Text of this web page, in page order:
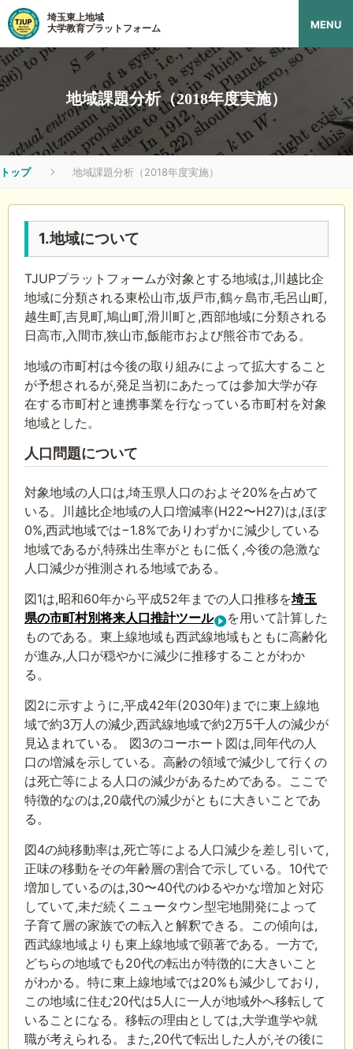
埼玉東上地域
大学教育プラットフォーム
MENU
地域課題分析（2018年度実施）
トップ 地域課題分析（2018年度実施）
1.地域について
TJUPプラットフォームが対象とする地域は,川越比企
地域に分類される東松山市,坂戸市,鶴ヶ島市,毛呂山町,
越生町,吉見町,鳩山町,滑川町と,西部地域に分類される
日高市,入間市,狭山市,飯能市および熊谷市である。
地域の市町村は今後の取り組みによって拡大すること
が予想されるが,発足当初にあたっては参加大学が存
在する市町村と連携事業を行なっている市町村を対象
地域とした。
人口問題について
対象地域の人口は,埼玉県人口のおよそ20%を占めて
いる。川越比企地域の人口増減率(H22〜H27)は,ほぼ
0%,西武地域では−1.8%でありわずかに減少している
地域であるが,特殊出生率がともに低く,今後の急激な
人口減少が推測される地域である。
図1は,昭和60年から平成52年までの人口推移を埼玉
県の市町村別将来人口推計ツール
を用いて計算した
ものである。東上線地域も西武線地域もともに高齢化
が進み,人口が穏やかに減少に推移することがわか
る。
図2に示すように,平成42年(2030年)までに東上線地
域で約3万人の減少,西武線地域で約2万5千人の減少が
見込まれている。 図3のコーホート図は,同年代の人
口の増減を示している。高齢の領域で減少して行くの
は死亡等による人口の減少があるためである。ここで
特徴的なのは,20歳代の減少がともに大きいことであ
る。
図4の純移動率は,死亡等による人口減少を差し引いて,
正味の移動をその年齢層の割合で示している。10代で
増加しているのは,30〜40代のゆるやかな増加と対応
していて,未だ続くニュータウン型宅地開発によって
子育て層の家族での転入と解釈できる。この傾向は,
西武線地域よりも東上線地域で顕著である。一方で,
どちらの地域でも20代の転出が特徴的に大きいこと
がわかる。特に東上線地域では20%も減少しており,
この地域に住む20代は5人に一人が地域外へ移転して
いることになる。移転の理由としては,大学進学や就
職が考えられる。また,20代で転出した人が,その後に